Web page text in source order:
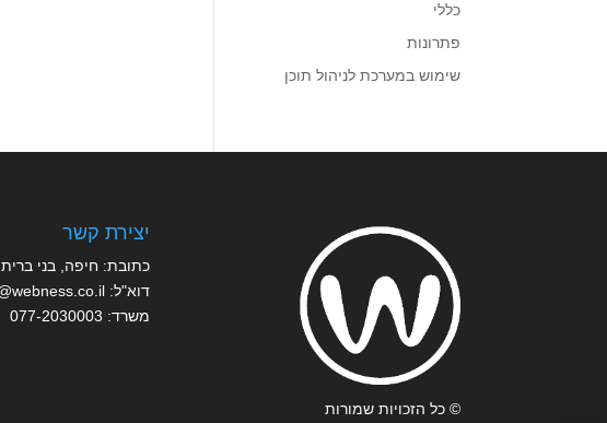
כללי
פתרונות
שימוש במערכת לניהול תוכן
יצירת קשר
כתובת: חיפה, בני ברית 2
דוא"ל:
משרד: 077-2030003
© כל הזכויות שמורות